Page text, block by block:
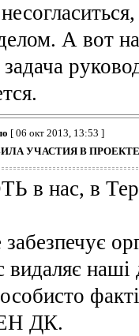
А вот
задача
[ 06 окт 2013, 13:53 ]
УЧАСТИЯ В
нас, в
видаляє наші
ДК.